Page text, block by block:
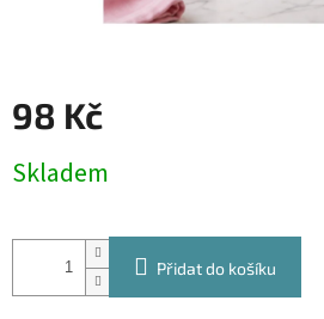
98 Kč
cena:
Skladem
Přidat do košíku